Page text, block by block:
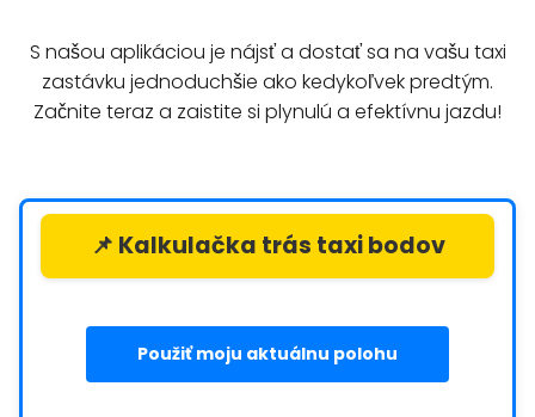
S našou aplikáciou je nájsť a dostať sa na vašu taxi
zastávku jednoduchšie ako kedykoľvek predtým.
Začnite teraz a zaistite si plynulú a efektívnu jazdu!
📌 Kalkulačka trás taxi bodov
Použiť moju aktuálnu polohu